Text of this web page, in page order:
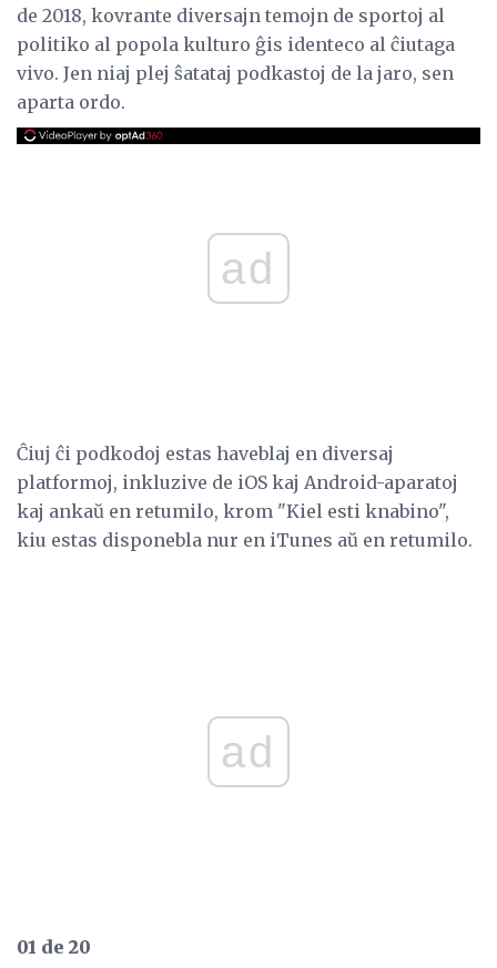
de 2018, kovrante diversajn temojn de sportoj al
politiko al popola kulturo ĝis identeco al ĉiutaga
vivo. Jen niaj plej ŝatataj podkastoj de la jaro, sen
aparta ordo.
ad
Ĉiuj ĉi podkodoj estas haveblaj en diversaj
platformoj, inkluzive de iOS kaj Android-aparatoj
kaj ankaŭ en retumilo, krom "Kiel esti knabino",
kiu estas disponebla nur en iTunes aŭ en retumilo.
ad
01 de 20